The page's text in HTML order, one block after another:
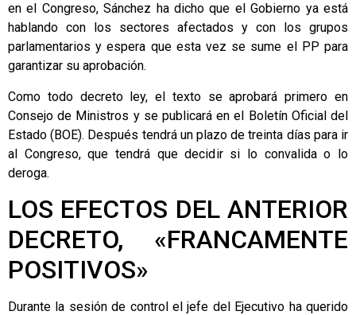
en el Congreso, Sánchez ha dicho que el Gobierno ya está
hablando con los sectores afectados y con los grupos
parlamentarios y espera que esta vez se sume el PP para
garantizar su aprobación.
Como todo decreto ley, el texto se aprobará primero en
Consejo de Ministros y se publicará en el Boletín Oficial del
Estado (BOE). Después tendrá un plazo de treinta días para ir
al Congreso, que tendrá que decidir si lo convalida o lo
deroga.
LOS EFECTOS DEL ANTERIOR
DECRETO, «FRANCAMENTE
POSITIVOS»
Durante la sesión de control el jefe del Ejecutivo ha querido